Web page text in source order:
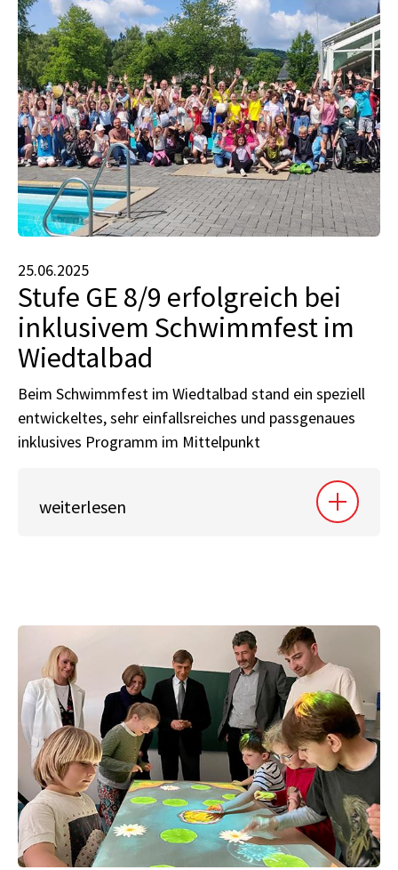
25.06.2025
Stufe GE 8/9 erfolgreich bei
inklusivem Schwimmfest im
Wiedtalbad
Beim Schwimmfest im Wiedtalbad stand ein speziell
entwickeltes, sehr einfallsreiches und passgenaues
inklusives Programm im Mittelpunkt
weiterlesen